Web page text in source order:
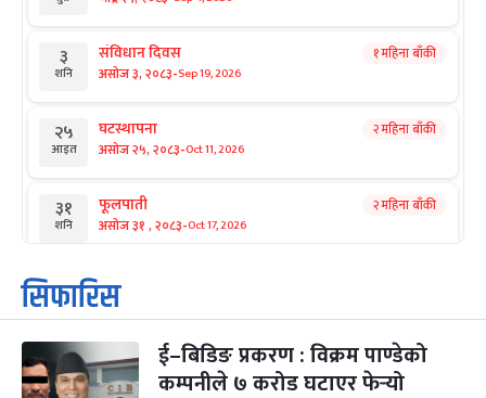
३
शनि
संविधान दिवस
असोज ३, २०८३-Sep 19, 2026
१ महिना बाँकी
२५
आइत
घटस्थापना
असोज २५, २०८३-Oct 11, 2026
२ महिना बाँकी
३१
शनि
फूलपाती
असोज ३१ , २०८३-Oct 17, 2026
२ महिना बाँकी
१
आइत
कार्तिक सङ्क्रान्ति
कार्तिक १, २०८३
३
मंगल
महानवमी
कार्तिक ३, २०८३-Oct 20, 2026
२ महिना बाँकी
सिफारिस
ई–बिडिङ प्रकरण : विक्रम पाण्डेको
कम्पनीले ७ करोड घटाएर फेर्‍यो